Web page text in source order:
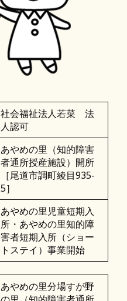
社会福祉法人若菜 法
人認可
あやめの里（知的障害
者通所授産施設）開所
［尾道市調町綾目935-
5］
あやめの里児童短期入
所・あやめの里知的障
害者短期入所（ショー
トステイ）事業開始
あやめの里分場すが野